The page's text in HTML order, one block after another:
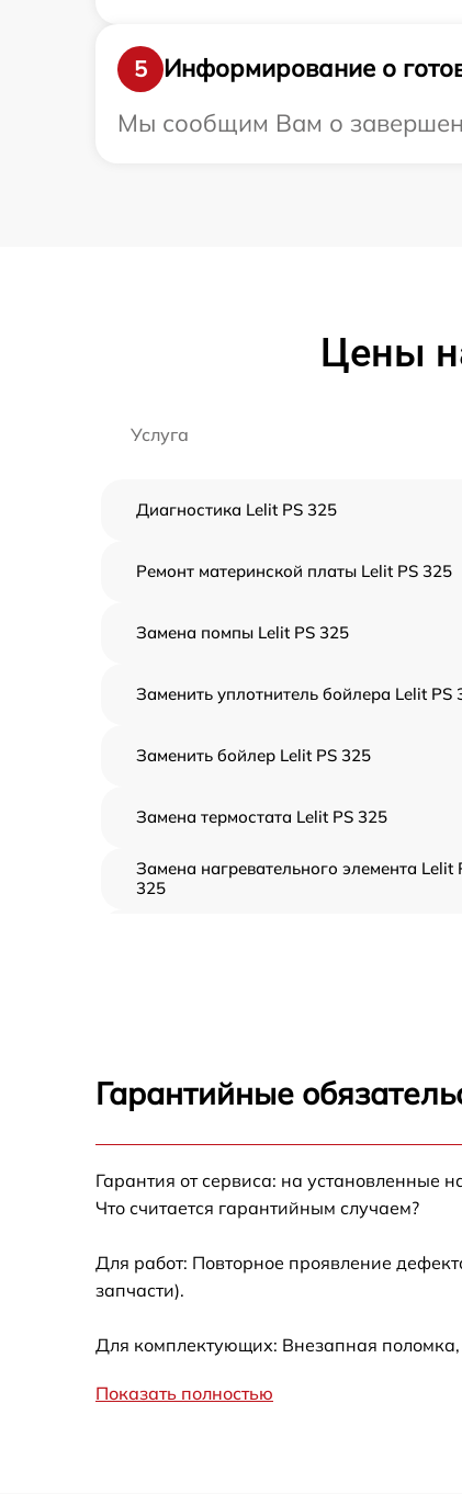
5
Информирование о
Мы сообщим Вам о
Цены
Услуга
Диагностика Lelit PS 325
Ремонт материнской платы Lelit PS 325
Замена помпы Lelit PS 325
Заменить уплотнитель бойлера Lelit PS
Заменить бойлер Lelit PS 325
Замена термостата Lelit PS 325
Замена нагревательного элемента Lelit
325
Корпусный ремонт (замена резинок,
креплений, кнопок) Lelit PS 325
Ремонт/замена датчика температуры
Гарантийные
Гарантия от сервиса: на установленные
Что считается гарантийным случаем?
Для работ: Повторное проявление
запчасти).
Для комплектующих: Внезапная
Показать полностью